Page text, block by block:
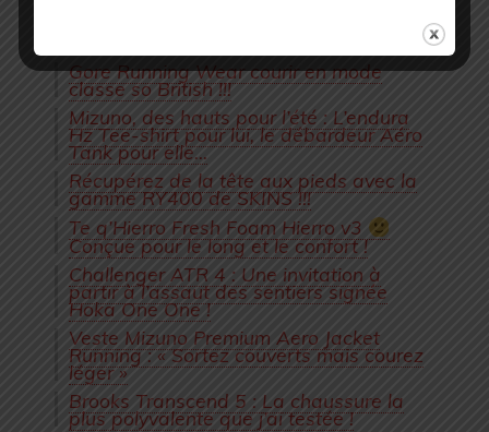
Une longueur d’avance pour courir léger
Gore Running Wear courir en mode
classe so British !!!
Mizuno, des hauts pour l’été : L’endura
Hz Tee-shirt pour lui, le débardeur Aéro
Tank pour elle…
Récupérez de la tête aux pieds avec la
gamme RY400 de SKINS !!!
Te q’Hierro Fresh Foam Hierro v3
Conçue pour le long et le confort !
Challenger ATR 4 : Une invitation à
partir à l’assaut des sentiers signée
Hoka One One !
Veste Mizuno Premium Aero Jacket
Running : « Sortez couverts mais courez
léger »
Brooks Transcend 5 : La chaussure la
plus polyvalente que j’ai testée !